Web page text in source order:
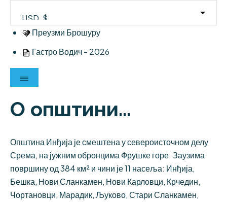
contentПреузми Брошуру
Гастро Водич - 2026
О општини...
Општина Инђија је смештена у североисточном делу
Срема, на јужним обронцима Фрушке горе. Заузима
површину од 384 км² и чини је 11 насеља: Инђија,
Бешка, Нови Сланкамен, Нови Карловци, Крчедин,
Чортановци, Марадик, Љуково, Стари Сланкамен,